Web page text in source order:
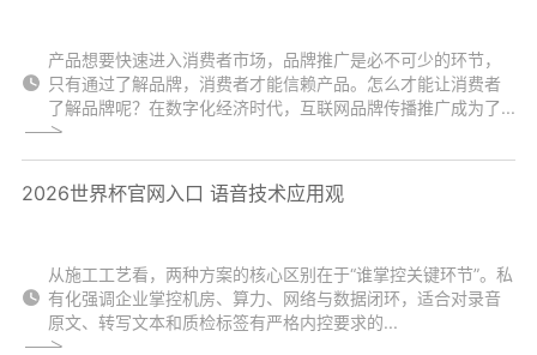
产品想要快速进入消费者市场，品牌推广是必不可少的环节，
只有通过了解品牌，消费者才能信赖产品。怎么才能让消费者
了解品牌呢？在数字化经济时代，互联网品牌传播推广成为了...
2026世界杯官网入口 语音技术应用观
从施工工艺看，两种方案的核心区别在于“谁掌控关键环节”。私
有化强调企业掌控机房、算力、网络与数据闭环，适合对录音
原文、转写文本和质检标签有严格内控要求的...